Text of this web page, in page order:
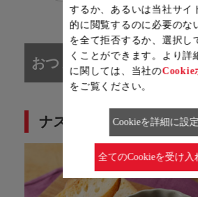
おつまみ・デザートレシ
ナスのタプナード
するか、あるいは当社サイ
的に閲覧するのに必要のな
を全て拒否するか、選択し
くことができます。より詳
に関しては、当社のCookie
をご覧ください。
Cookieを詳細に設定
全てのCookieを受け入